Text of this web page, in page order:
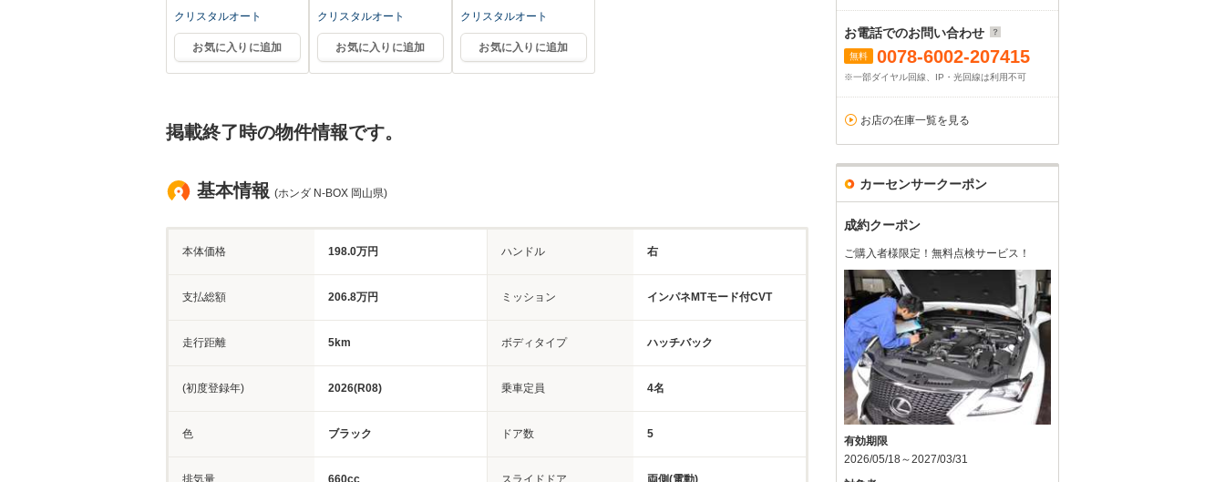
クリスタルオート
お気に入りに追加
クリスタルオート
お気に入りに追加
クリスタルオート
お気に入りに追加
掲載終了時の物件情報です。
基本情報 (ホンダ N-BOX 岡山県)
本体価格 198.0万円 ハンドル 右
支払総額 206.8万円 ミッション インパネMTモード付CVT
走行距離 5km ボディタイプ ハッチバック
(初度登録年) 2026(R08) 乗車定員 4名
色 ブラック ドア数 5
排気量 660cc スライドドア 両側(電動)
お電話でのお問い合わせ
無料 0078-6002-207415
※一部ダイヤル回線、IP・光回線は利用不可
お店の在庫一覧を見る
カーセンサークーポン
成約クーポン
ご購入者様限定！無料点検サービス！
有効期限
2026/05/18～2027/03/31